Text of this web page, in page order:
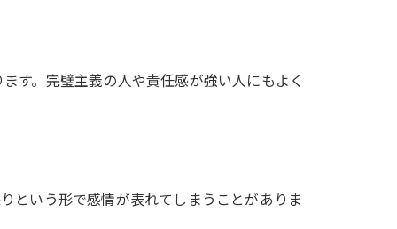
す。完璧主義の人や責任感が強い人にもよく
という形で感情が表れてしまうことがありま